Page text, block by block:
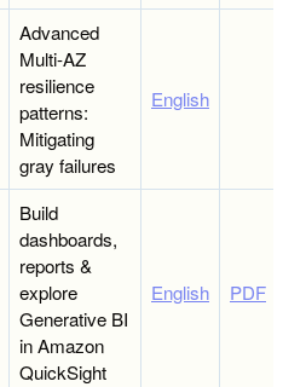
Advanced
Multi-AZ
resilience
patterns:
Mitigating
gray failures
English
Build
dashboards,
reports &
explore
Generative BI
in Amazon
QuickSight
English PDF